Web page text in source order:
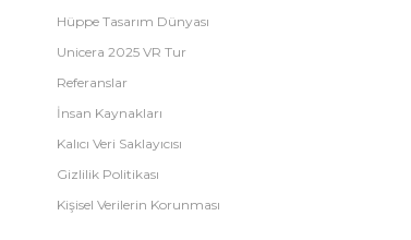
Hüppe Tasarım Dünyası
Unicera 2025 VR Tur
Referanslar
İnsan Kaynakları
Kalıcı Veri Saklayıcısı
Gizlilik Politikası
Kişisel Verilerin Korunması